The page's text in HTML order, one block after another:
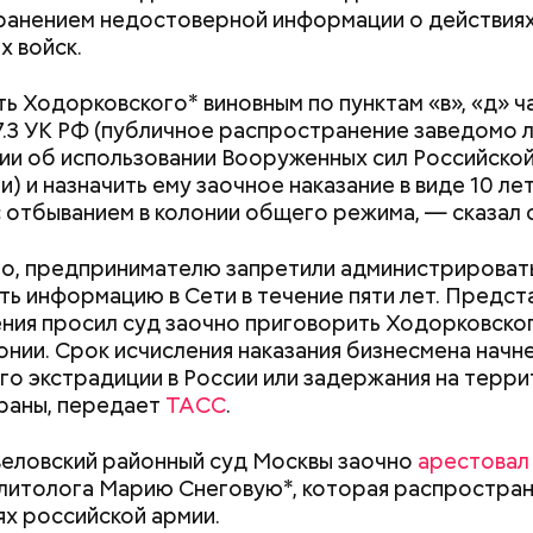
недостоверной информации о
войск.
Ходорковского* виновным по пунктам «в», «д»
УК РФ (публичное распространение заведомо
об использовании Вооруженных сил Российской
и назначить ему заочное наказание в виде 10
в колонии общего режима, — сказал
предпринимателю запретили
информацию в Сети в течение пяти лет.
просил суд заочно приговорить
Срок исчисления наказания бизнесмена
экстрадиции в России или задержания на
передает ТАСС.
районный суд Москвы заочно
Марию Снеговую*, которая
российской армии.
считали, что в период с 2019 по 2021 год
уплаты налогов на более чем 170 миллионов
распределил между родственниками и
был жертвой Миссюры
Как поменять батареи дома и
не получить штраф
рублей от
трудной